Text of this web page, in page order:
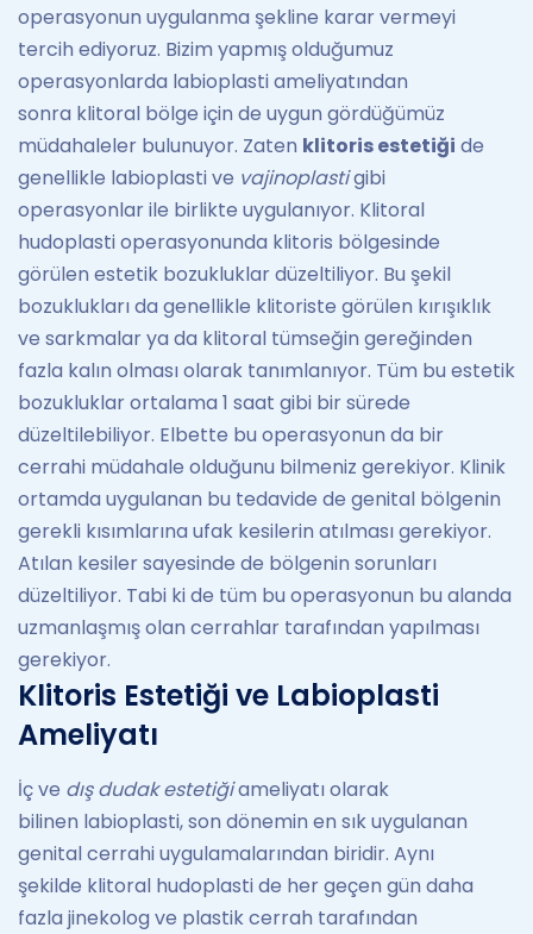
operasyonun uygulanma şekline karar vermeyi
tercih ediyoruz. Bizim yapmış olduğumuz
operasyonlarda labioplasti ameliyatından
sonra klitoral bölge için de uygun gördüğümüz
müdahaleler bulunuyor. Zaten klitoris estetiği de
genellikle labioplasti ve vajinoplastigibi
operasyonlar ile birlikte uygulanıyor. Klitoral
hudoplasti operasyonunda klitoris bölgesinde
görülen estetik bozukluklar düzeltiliyor. Bu şekil
bozuklukları da genellikle klitoriste görülen kırışıklık
ve sarkmalar ya da klitoral tümseğin gereğinden
fazla kalın olması olarak tanımlanıyor. Tüm bu estetik
bozukluklar ortalama 1 saat gibi bir sürede
düzeltilebiliyor. Elbette bu operasyonun da bir
cerrahi müdahale olduğunu bilmeniz gerekiyor. Klinik
ortamda uygulanan bu tedavide de genital bölgenin
gerekli kısımlarına ufak kesilerin atılması gerekiyor.
Atılan kesiler sayesinde de bölgenin sorunları
düzeltiliyor. Tabi ki de tüm bu operasyonun bu alanda
uzmanlaşmış olan cerrahlar tarafından yapılması
gerekiyor.
Klitoris Estetiği ve Labioplasti
Ameliyatı
İç ve dış dudak estetiğiameliyatı olarak
bilinen labioplasti, son dönemin en sık uygulanan
genital cerrahi uygulamalarından biridir. Aynı
şekilde klitoral hudoplasti de her geçen gün daha
fazla jinekolog ve plastik cerrah tarafından